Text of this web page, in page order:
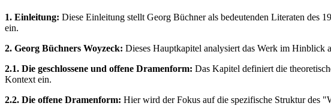
1. Einleitung: Diese Einleitung stellt Georg Büchner als bedeutenden Literaten des
ein.
2. Georg Büchners Woyzeck: Dieses Hauptkapitel analysiert das Werk im Hinblick
2.1. Die geschlossene und offene Dramenform: Das Kapitel definiert die
Kontext ein.
2.2. Die offene Dramenform: Hier wird der Fokus auf die spezifische Struktur des